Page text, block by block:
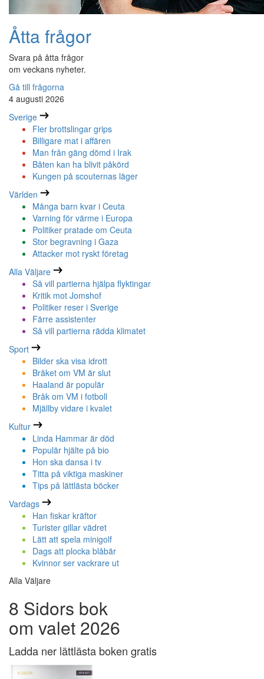
Åtta frågor
Svara på åtta frågor
om veckans nyheter.
Gå till frågorna
4 augusti 2026
Sverige
Fler brottslingar grips
Billigare mat i affären
Man från gäng dömd i Irak
Båten kan ha blivit påkörd
Kungen på scouternas läger
Världen
Många barn kvar i Ceuta
Varning för värme i Europa
Politiker pratade om Ceuta
Stor begravning i Gaza
Attacker mot ryskt företag
Alla Väljare
Så vill partierna hjälpa flyktingar
Kritik mot Jomshof
Politiker reser i Sverige
Färre assistenter
Så vill partierna rädda klimatet
Sport
Bilder ska visa idrott
Bråket om VM är slut
Haaland är populär
Bråk om VM i fotboll
Mjällby vidare i kvalet
Kultur
Linda Hammar är död
Populär hjälte på bio
Hon ska dansa i tv
Titta på viktiga maskiner
Tips på lättlästa böcker
Vardags
Han fiskar kräftor
Turister gillar vädret
Lätt att spela minigolf
Dags att plocka blåbär
Kvinnor ser vackrare ut
Alla Väljare
8 Sidors bok
om valet 2026
Ladda ner lättlästa boken gratis